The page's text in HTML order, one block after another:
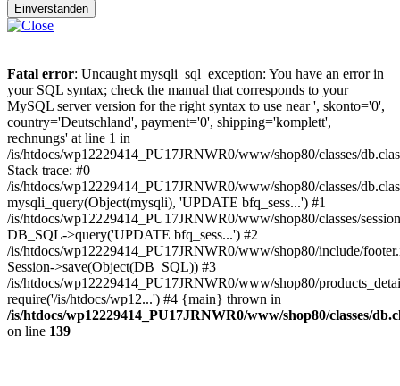
Einverstanden
Fatal error: Uncaught mysqli_sql_exception: You have an error in
your SQL syntax; check the manual that corresponds to your
MySQL server version for the right syntax to use near ', skonto='0',
country='Deutschland', payment='0', shipping='komplett',
rechnungs' at line 1 in
/is/htdocs/wp12229414_PU17JRNWR0/www/shop80/classes/
Stack trace: #0
/is/htdocs/wp12229414_PU17JRNWR0/www/shop80/classes/
mysqli_query(Object(mysqli), 'UPDATE bfq_sess...') #1
/is/htdocs/wp12229414_PU17JRNWR0/www/shop80/classes/
DB_SQL->query('UPDATE bfq_sess...') #2
/is/htdocs/wp12229414_PU17JRNWR0/www/shop80/include/
Session->save(Object(DB_SQL)) #3
/is/htdocs/wp12229414_PU17JRNWR0/www/shop80/
require('/is/htdocs/wp12...') #4 {main} thrown in
/is/htdocs/wp12229414_PU17JRNWR0/www/shop80/classes/
on line 139